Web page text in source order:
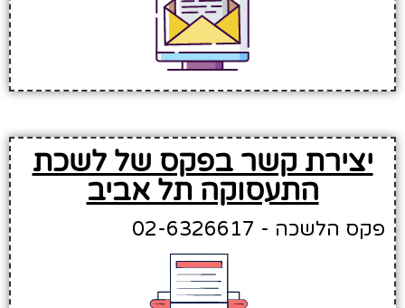
יצירת קשר בפקס של לשכת
התעסוקה תל אביב
פקס הלשכה - 02-6326617